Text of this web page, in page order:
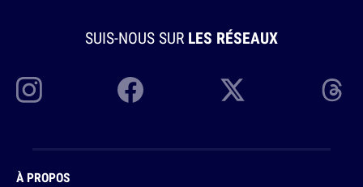
SUIS-NOUS SUR LES RÉSEAUX
À PROPOS